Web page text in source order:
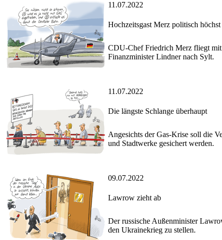
11.07.2022
Hochzeitsgast Merz politisch
CDU-Chef Friedrich Merz fliegt mit
Finanzminister Lindner nach Sylt.
11.07.2022
Die längste Schlange überhaupt
Angesichts der Gas-Krise soll die
und Stadtwerke gesichert werden.
09.07.2022
Lawrow zieht ab
Der russische Außenminister
den Ukrainekrieg zu stellen.